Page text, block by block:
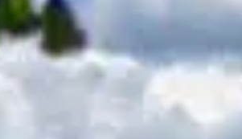
Feiern
Urlaub